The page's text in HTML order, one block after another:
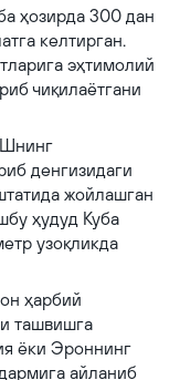
ҳозирда 300 дан
келтирган.
эҳтимолий
чиқилаётгани
денгизидаги
жойлашган
ҳудуд Куба
узоқликда
ҳарбий
ташвишга
ёки Эроннинг
айланиб